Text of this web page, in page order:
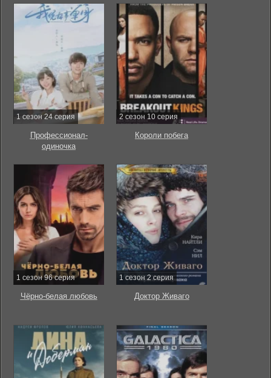
1 сезон 24 серия
Профессионал-
одиночка
2 сезон 10 серия
Короли побега
1 сезон 96 серия
Чёрно-белая любовь
1 сезон 2 серия
Доктор Живаго